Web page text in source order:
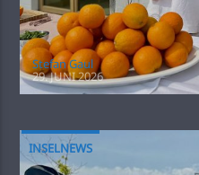
Stefan Gaul
29. JUNI 2026
INSELNEWS